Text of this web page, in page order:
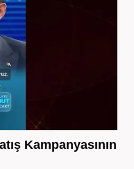
Kampanyasının